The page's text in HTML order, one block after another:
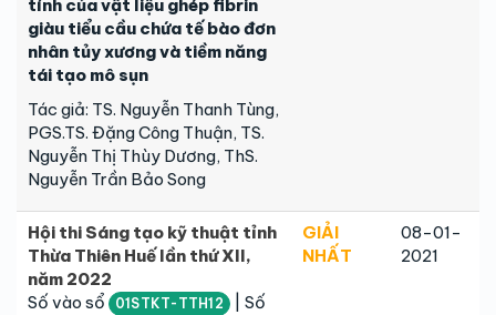
tính của vật liệu ghép fibrin
giàu tiểu cầu chứa tế bào đơn
nhân tủy xương và tiềm năng
tái tạo mô sụn
Tác giả: TS. Nguyễn Thanh Tùng,
PGS.TS. Đặng Công Thuận, TS.
Nguyễn Thị Thùy Dương, ThS.
Nguyễn Trần Bảo Song
Hội thi Sáng tạo kỹ thuật tỉnh
Thừa Thiên Huế lần thứ XII,
năm 2022
Số vào sổ
01STKT-TTH12 | Số
GIẢI
NHẤT
08-01-
2021